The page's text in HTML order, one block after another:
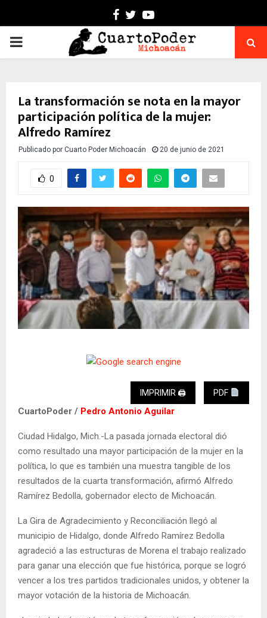
Facebook
TwitterYoutube
PRIMARY
La transformación se nota en la mayor
participación política de la mujer:
Alfredo Ramírez
Publicado por Cuarto Poder Michoacán 20 de junio de 2021
0
IMPRIMIR 🖨 PDF
CuartoPoder / Pedro Antonio Aguilar
Ciudad Hidalgo, Mich.-La pasada jornada electoral dió
como resultado una mayor participación de la mujer en la
política, lo que es también una muestra tangible de los
resultados de la cuarta transformación, afirmó Alfredo
Ramírez Bedolla, gobernador electo de Michoacán.
La Gira de Agradecimiento y Reconciliación llegó al
municipio de Hidalgo, donde Alfredo Ramírez Bedolla
agradeció a las estructuras de Morena el trabajo realizado
para ganar una elección que fue histórica, porque se logró
vencer a los tres partidos tradicionales unidos, y obtener la
mayor votación de la historia de Michoacán.